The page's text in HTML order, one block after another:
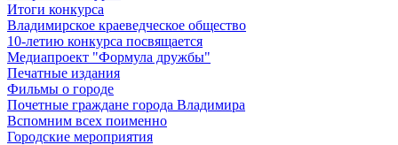
Итоги конкурса
Владимирское краеведческое общество
10-летию конкурса посвящается
Медиапроект "Формула дружбы"
Печатные издания
Фильмы о городе
Почетные граждане города Владимира
Вспомним всех поименно
Городские мероприятия